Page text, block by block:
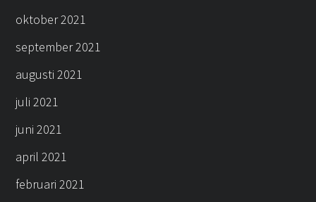
oktober 2021
september 2021
augusti 2021
juli 2021
juni 2021
april 2021
februari 2021